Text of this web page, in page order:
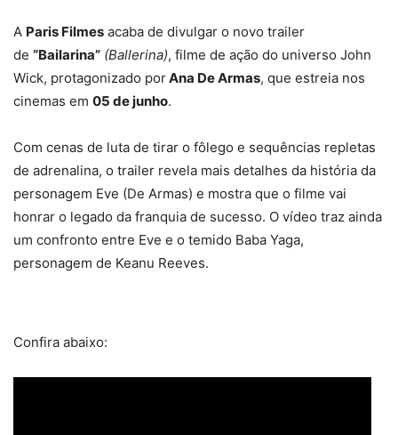
A Paris Filmes acaba de divulgar o novo trailer
de “Bailarina” (Ballerina), filme de ação do universo John
Wick, protagonizado porAna De Armas, que estreia nos
cinemas em 05 de junho.
Com cenas de luta de tirar o fôlego e sequências repletas
de adrenalina, o trailer revela mais detalhes da história da
personagem Eve (De Armas) e mostra que o filme vai
honrar o legado da franquia de sucesso. O vídeo traz ainda
um confronto entre Eve e o temido Baba Yaga,
personagem de Keanu Reeves.
Confira abaixo: